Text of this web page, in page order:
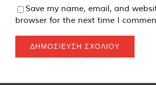
Save my name, email, and
browser for the next time I